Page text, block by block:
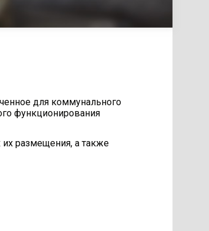
для коммунального
функционирования
их размещения, а также